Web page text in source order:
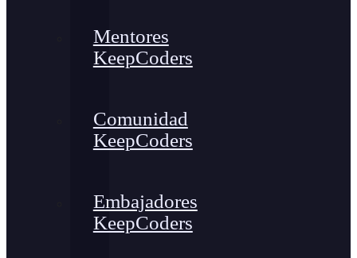
Mentores
KeepCoders
Comunidad
KeepCoders
Embajadores
KeepCoders